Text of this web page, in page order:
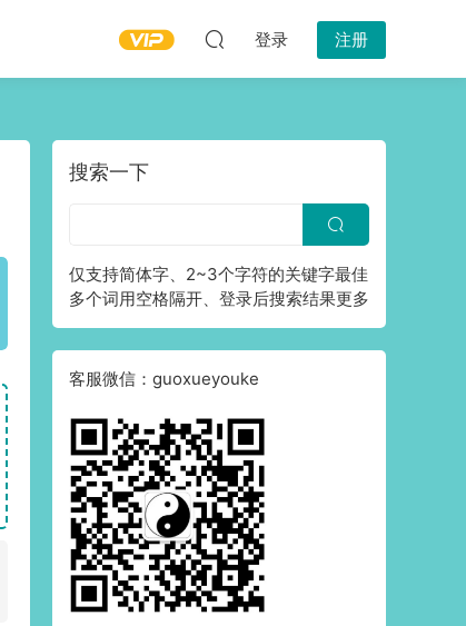
登录 注册
搜索一下
仅支持简体字、2~3个字符的关键字最佳
多个词用空格隔开、登录后搜索结果更多
客服微信：guoxueyouke